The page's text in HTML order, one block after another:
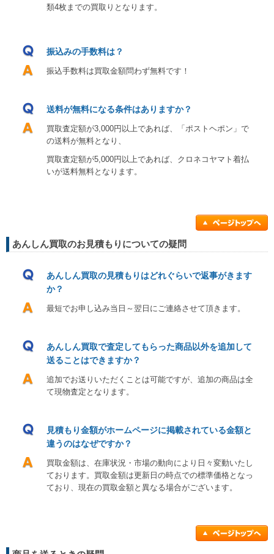
類4枚までの買取りとなります。
振込みの手数料は？
振込手数料は買取金額問わず無料です！
送料が無料になる条件はありますか？
買取査定額が3,000円以上であれば、「ポストヘポン」で
の送料が無料となり、
買取査定額が5,000円以上であれば、クロネコヤマト着払
いが送料無料となります。
あんしん買取のお見積もりについての疑問
あんしん買取の見積もりはどれぐらいで返事がきます
か？
最短でお申し込み当日～翌日にご連絡させて頂きます。
あんしん買取で査定してもらった商品以外を追加して
送ることはできますか？
追加でお送りいただくことは可能ですが、追加の商品は全
て現物査定となります。
見積もり金額がホームページに掲載されている金額と
違うのはなぜですか？
買取金額は、在庫状況・市場の動向により日々変動いたし
ております。買取金額は更新日の時点での標準価格となっ
ており、現在の買取金額と異なる場合がございます。